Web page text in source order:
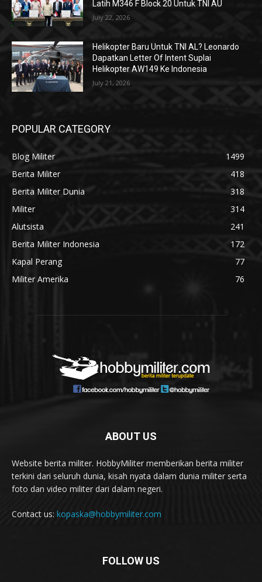
Latih M346 F Block 20 Untuk TNI AU
July 22, 2026
Helikopter Baru Untuk TNI AL? Leonardo
Dapatkan Letter Of Intent Suplai
Helikopter AW149 Ke Indonesia
July 21, 2026
POPULAR CATEGORY
Blog Militer
1499
Berita Militer
418
Berita Militer Dunia
318
Militer
314
Alutsista
241
Berita Militer Indonesia
172
Kapal Perang
77
Militer Amerika
76
ABOUT US
Website berita militer. HobbyMiliter memberikan berita militer
terkini dari seluruh dunia, kisah nyata dalam dunia militer serta
foto dan video militer dari dalam negeri.
Contact us: kopaska@hobbymiliter.com
FOLLOW US